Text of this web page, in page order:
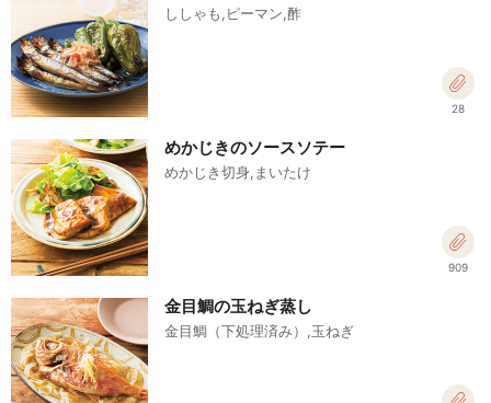
ししゃも,ピーマン,酢
28
めかじきのソースソテー
めかじき切身,まいたけ
909
金目鯛の玉ねぎ蒸し
金目鯛（下処理済み）,玉ねぎ